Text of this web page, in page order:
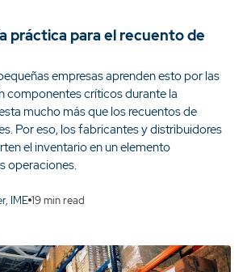
práctica para el recuento de
empresas aprenden esto por las
componentes críticos durante la
mucho más que los recuentos de
Por eso, los fabricantes y distribuidores
el inventario en un elemento
operaciones.
IME 19min read